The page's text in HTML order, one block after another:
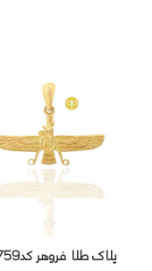
پلاک طلا فروهر کدN1759